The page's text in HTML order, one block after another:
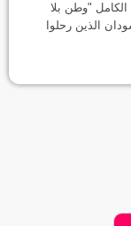
"وطن بلا
الذين رحلوا
فحسب، بل سرقت
بأنهم يستحقون